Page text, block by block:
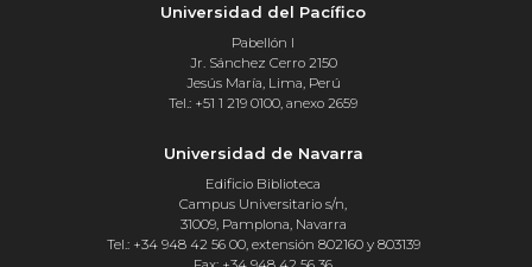
Universidad del Pacífico
Pabellón I
Jr. Sánchez Cerro 2150
Jesús María, Lima, Perú
Tel.: +51 1 219 0100, anexo 2659
Universidad de Navarra
Edificio Biblioteca
Campus Universitario s/n,
31009, Pamplona, Navarra
Tel.: +34 948 42 56 00, extensión 802160 y 803139